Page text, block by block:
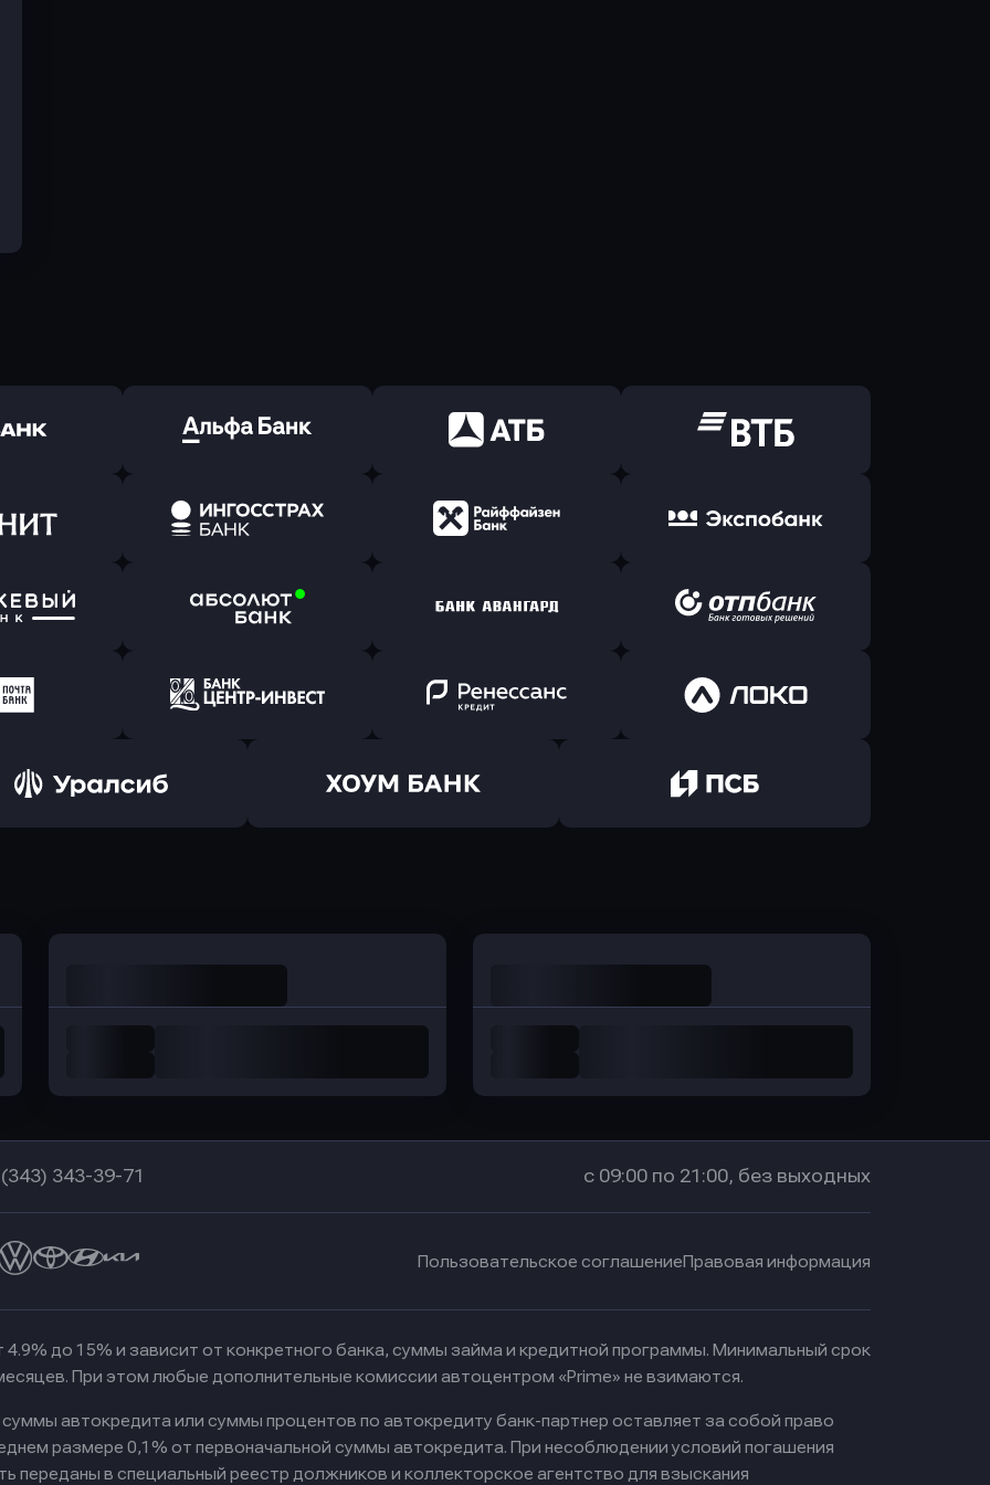
заявку
Оправить заявку
в Альфа-Банк
Оправить заявку
в АТБ Банк
в ВТБ
заявку
Банк
Оправить заявку
в Ингосстрах Банк
в Райффайзен Банк
Оправить заявку
в Экспобанк
заявку
Оправить заявку
в Абсолют Банк
Оправить заявку
в Банк Авангард
Оправить заявку
в ОТП БАНК
заявку
Банк
Оправить заявку
Оправить заявку
в Ренессанс Банк
Оправить заявку
в Локо-Банк
343-39-71 с 09:00 по 21:00, без выходных
Пользовательское соглашениеПравовая информация
4.9% до 15% и зависит от конкретного банка, суммы займа и кредитной программы. Минимальный срок
При этом любые дополнительные комиссии автоцентром «Prime» не взимаются.
автокредита или суммы процентов по автокредиту банк-партнер оставляет за собой право
размере 0,1% от первоначальной суммы автокредита. При несоблюдении условий погашения
переданы в специальный реестр должников и коллекторское агентство для взыскания